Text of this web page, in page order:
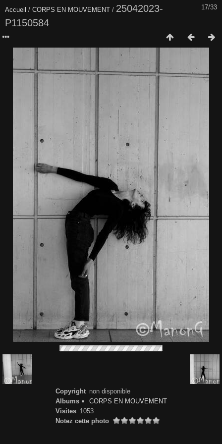
17/33
Accueil / CORPS EN MOUVEMENT / 25042023-
P1150584
Copyright non disponible
Albums
CORPS EN MOUVEMENT
Visites 1053
Notez cette photo